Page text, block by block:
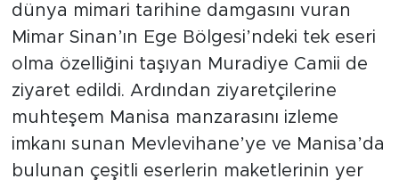
dünya mimari tarihine damgasını vuran
Mimar Sinan’ın Ege Bölgesi’ndeki tek eseri
olma özelliğini taşıyan Muradiye Camii de
ziyaret edildi. Ardından ziyaretçilerine
muhteşem Manisa manzarasını izleme
imkanı sunan Mevlevihane’ye ve Manisa’da
bulunan çeşitli eserlerin maketlerinin yer